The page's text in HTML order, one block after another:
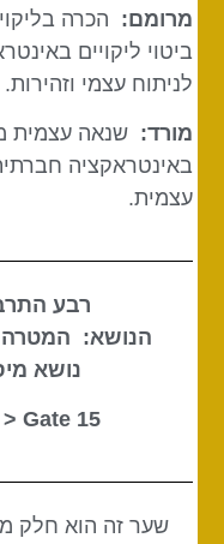
מרומם: הכרה
ביטוי ליקויים
לניתוח עצמי וזהירות.
מורד: שנאה עצמית
באינטראקציה
עצמית.
רבע
הנושא: המטרה
נושא
15 Gate 45 <
> Gate
שער זה הוא חלק